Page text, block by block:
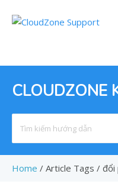
CLOUDZONE
For
Home / Article Tags / đổi